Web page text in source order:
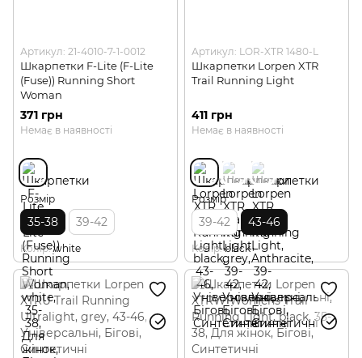
Артикул: 21-4010-7-1-0012
Шкарпетки F-Lite (F-Lite
(Fuse)) Running Short
Woman
371 грн
Немає в наявності
Розмір
35-38 39-42
Колір white
Артикул: LOR-XTR 1480-L
Шкарпетки Lorpen XTR
Trail Running Light
411 грн
Немає в наявності
Розмір
39-42 43-46
Колір black